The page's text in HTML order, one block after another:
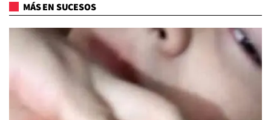
MÁS EN SUCESOS